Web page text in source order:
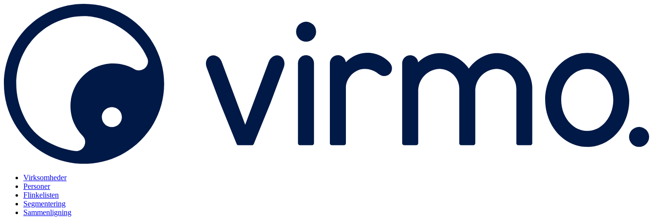
Virksomheder
Personer
Flinkelisten
Segmentering
Sammenligning